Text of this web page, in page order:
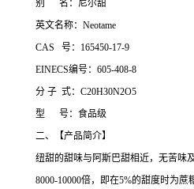
别 名：尼尔甜
英文名称：Neotame
CAS 号：165450-17-9
EINECS编号：605-408-8
分 子 式：C20H30N2O5
型 号：食品级
二、【产品简介】
纽甜的甜味与阿斯巴甜相近，无苦味
8000-10000倍，即在5%的甜度时为